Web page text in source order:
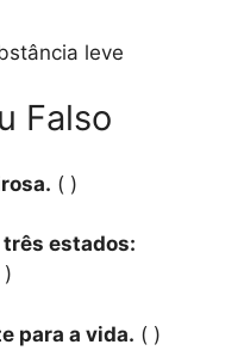
leve
Falso
( )
três estados:
)
para a vida. ( )